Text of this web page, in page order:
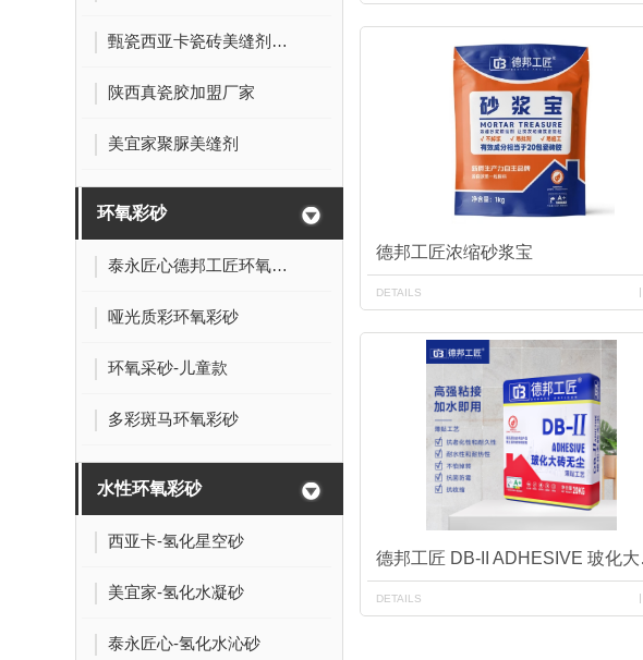
甄瓷西亚卡瓷砖美缝剂加盟
陕西真瓷胶加盟厂家
美宜家聚脲美缝剂
环氧彩砂
泰永匠心德邦工匠环氧彩砂儿童专款
哑光质彩环氧彩砂
环氧采砂-儿童款
多彩斑马环氧彩砂
水性环氧彩砂
西亚卡-氢化星空砂
美宜家-氢化水凝砂
泰永匠心-氢化水沁砂
德邦工匠浓缩砂浆宝
DETAILS
德
DETAILS